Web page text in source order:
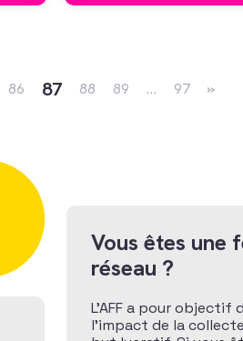
86 87 88 89 … 97 »
Vous êtes une
réseau ?
L’AFF a pour
l’impact de la